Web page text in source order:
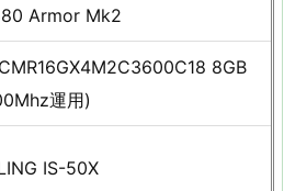
Armor Mk2
8GB
運用)
IS-50X